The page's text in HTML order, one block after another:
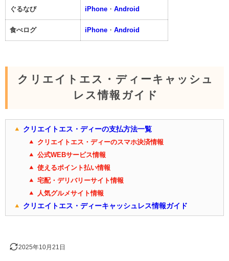
ぐるなび iPhone ・ Android
食べログ iPhone ・ Android
クリエイトエス・ディーキャッシュ
レス情報ガイド
クリエイトエス・ディーの支払方法一覧
クリエイトエス・ディーのスマホ決済情報
公式WEBサービス情報
使えるポイント払い情報
宅配・デリバリーサイト情報
人気グルメサイト情報
クリエイトエス・ディーキャッシュレス情報ガイド
2025年10月21日